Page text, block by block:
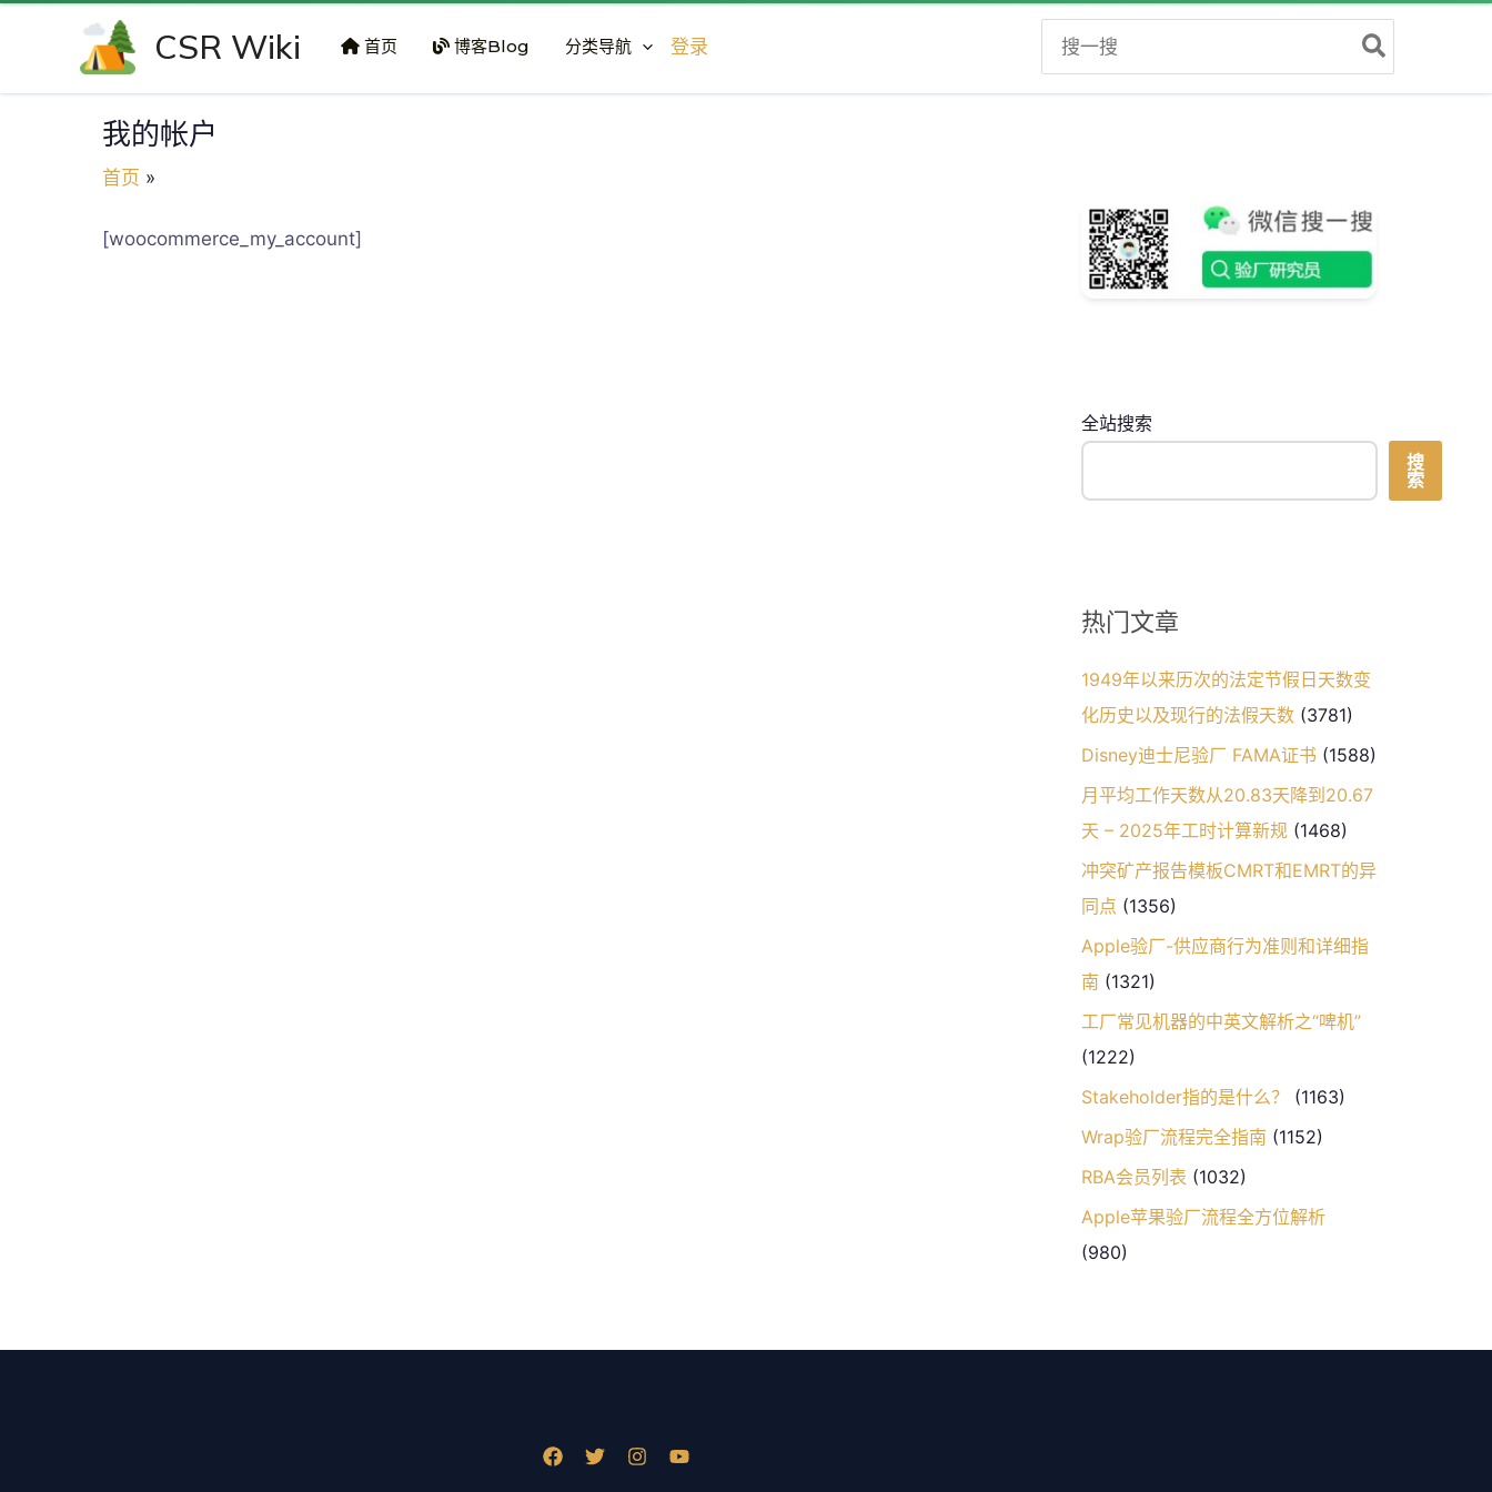
CSR Wiki 首页 博客Blog 分类导航 登录
for:
我的帐户
首页
[woocommerce_my_account]
全站搜索
搜
索
热门文章
1949年以来历次的法定节假日天数变
化历史以及现行的法假天数 (3781)
Disney迪士尼验厂 FAMA证书 (1588)
月平均工作天数从20.83天降到20.67
天 – 2025年工时计算新规 (1468)
冲突矿产报告模板CMRT和EMRT的异
同点 (1356)
Apple验厂-供应商行为准则和详细指
南 (1321)
工厂常见机器的中英文解析之“啤机”
(1222)
Stakeholder指的是什么？
(1163)
Wrap验厂流程完全指南 (1152)
RBA会员列表 (1032)
Apple苹果验厂流程全方位解析
(980)